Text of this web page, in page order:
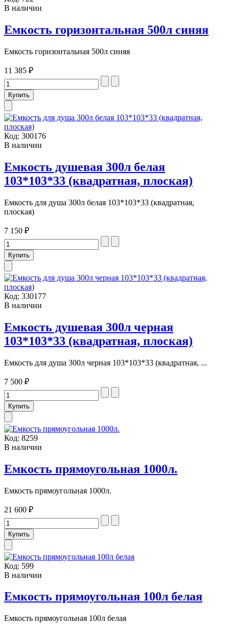
В наличии
Емкость горизонтальная 500л синяя
Емкость горизонтальная 500л синяя
11 385 ₽
Код: 300176
В наличии
Емкость душевая 300л белая
103*103*33 (квадратная, плоская)
Емкость для душа 300л белая 103*103*33 (квадратная,
плоская)
7 150 ₽
Код: 330177
В наличии
Емкость душевая 300л черная
103*103*33 (квадратная, плоская)
Емкость для душа 300л черная 103*103*33 (квадратная, ...
7 500 ₽
Код: 8259
В наличии
Емкость прямоугольная 1000л.
Емкость прямоугольная 1000л.
21 600 ₽
Код: 599
В наличии
Емкость прямоугольная 100л белая
Емкость прямоугольная 100л белая